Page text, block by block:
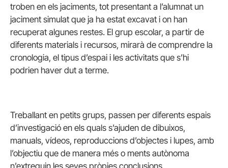
troben en els jaciments, tot presentant a l’alumnat un
jaciment simulat que ja ha estat excavat i on han
recuperat algunes restes. El grup escolar, a partir de
diferents materials i recursos, mirarà de comprendre la
cronologia, el tipus d’espai i les activitats que s’hi
podrien haver dut a terme.
Treballant en petits grups, passen per diferents espais
d’investigació en els quals s’ajuden de dibuixos,
manuals, vídeos, reproduccions d’objectes i lupes, amb
l’objectiu que de manera més o ments autònoma